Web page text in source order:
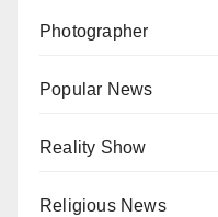
Photographer
Popular News
Reality Show
Religious News